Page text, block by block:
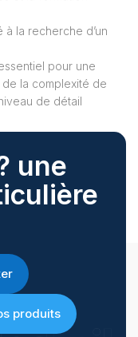
la recherche d’un
pour une
la complexité de
de détail
une
produits